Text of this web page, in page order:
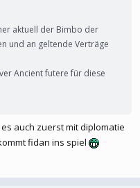
aktuell der Bimbo der
und an geltende Verträge
Ancient futere für diese
auch zuerst mit diplomatie
fidan ins spiel